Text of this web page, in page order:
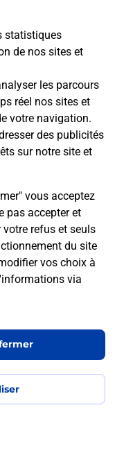
statistiques
de nos sites et
les parcours
réel nos sites et
votre navigation.
des publicités
sur notre site et
vous acceptez
pas accepter et
refus et seuls
du site
vos choix à
via
vendredià
Aisne Billy Sur Aisne